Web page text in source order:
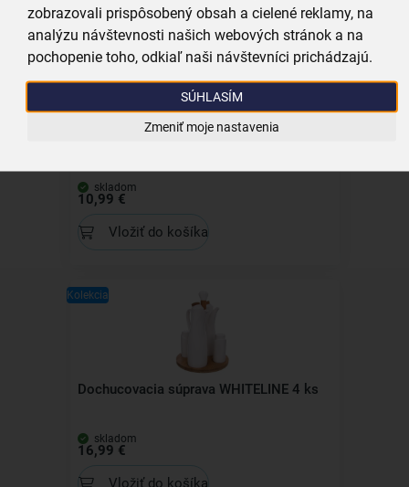
zobrazovali prispôsobený obsah a cielené reklamy, na
analýzu návštevnosti našich webových stránok a na
pochopenie toho, odkiaľ naši návštevníci prichádzajú.
SÚHLASÍM
Zmeniť moje nastavenia
Kolekcia
Dochucovacia súprava+obrúsky 3+1
skladom
10,99 €
Vložiť do košíka
Kolekcia
Dochucovacia súprava WHITELINE 4 ks
skladom
16,99 €
Vložiť do košíka